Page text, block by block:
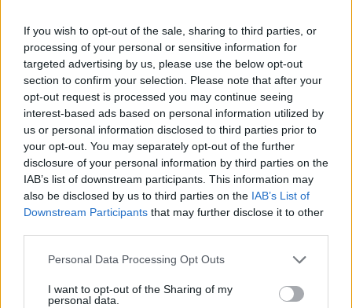
If you wish to opt-out of the sale, sharing to third parties, or
processing of your personal or sensitive information for
targeted advertising by us, please use the below opt-out
section to confirm your selection. Please note that after your
opt-out request is processed you may continue seeing
interest-based ads based on personal information utilized by
us or personal information disclosed to third parties prior to
your opt-out. You may separately opt-out of the further
disclosure of your personal information by third parties on the
IAB’s list of downstream participants. This information may
also be disclosed by us to third parties on the IAB’s List of
Downstream Participants that may further disclose it to other
Personal Data Processing Opt Outs
I want to opt-out of the Sharing of my
personal data.
Mēnešu skaits:
4 mēneši /22.80 Eur
17 izdevumi / 1.34 Eur par izdevumu *
*Visas cenas portālā ManiZurnali.lv norādītas € ar PVN.
Žurnālu izdevumu skaits var atšķirties, kā to nosaka Lietošanas
noteikumi